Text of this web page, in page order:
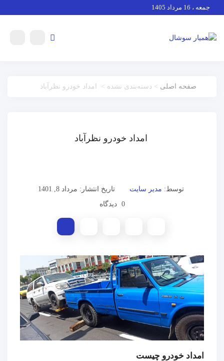
جمعه ، 16 مرداد 1405
صفحه اصلی > دسته‌بندی نشده > امداد خودرو نظرآباد
امداد خودرو نظرآباد
توسط: مدیر سایت
تاریخ انتشار: مرداد 8, 1401
0 دیدگاه
امداد خودرو چیست